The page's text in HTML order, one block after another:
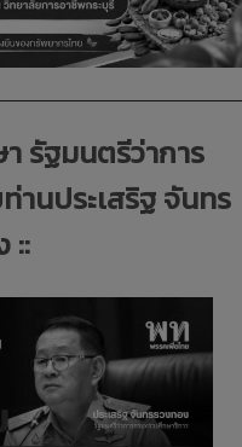
รัฐมนตรีว่าการ
านประเสริฐ จันทร
::